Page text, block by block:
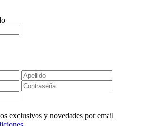
exclusivos y novedades por email